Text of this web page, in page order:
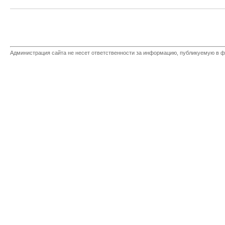
Администрация сайта не несет ответственности за информацию, публикуемую